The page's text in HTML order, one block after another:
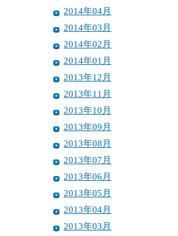
2014年04月
2014年03月
2014年02月
2014年01月
2013年12月
2013年11月
2013年10月
2013年09月
2013年08月
2013年07月
2013年06月
2013年05月
2013年04月
2013年03月